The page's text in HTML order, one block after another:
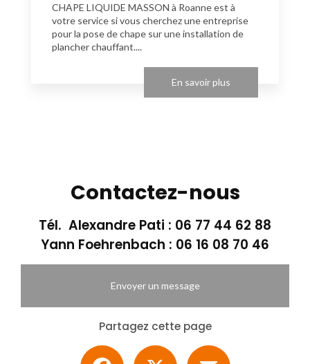
CHAPE LIQUIDE MASSON à Roanne est à
votre service si vous cherchez une entreprise
pour la pose de chape sur une installation de
plancher chauffant....
En savoir plus
Contactez-nous
Tél. Alexandre Pati : 06 77 44 62 88
Yann Foehrenbach : 06 16 08 70 46
Envoyer un message
Partagez cette page
Facebook